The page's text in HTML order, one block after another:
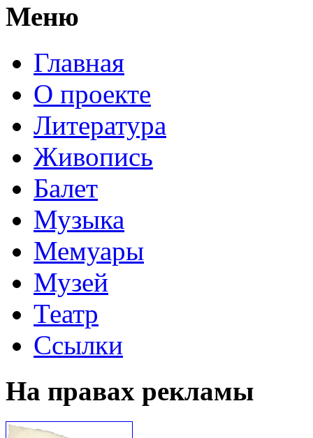
Меню
Главная
О проекте
Литература
Живопись
Балет
Музыка
Мемуары
Музей
Театр
Ссылки
На правах рекламы